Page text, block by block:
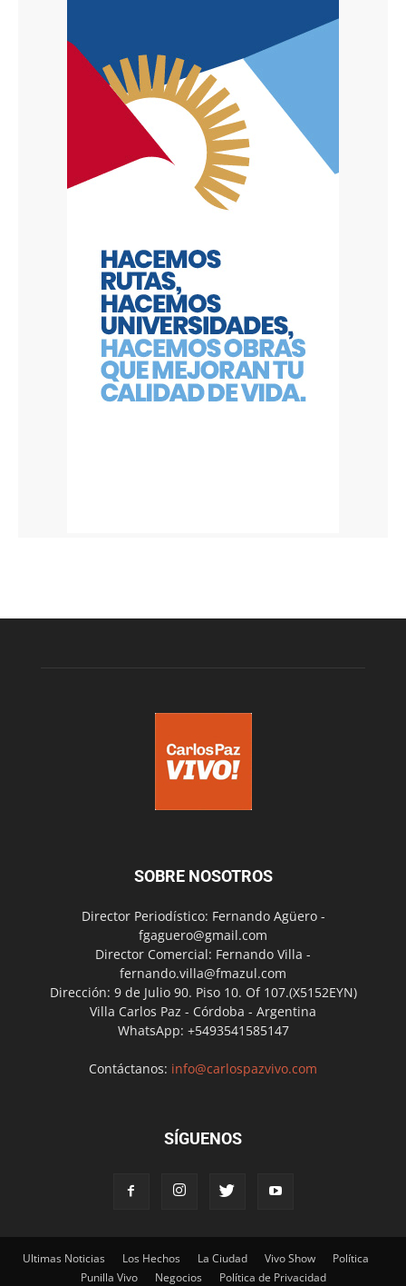
SOBRE NOSOTROS
Director Periodístico: Fernando Agüero -
fgaguero@gmail.com
Director Comercial: Fernando Villa -
fernando.villa@fmazul.com
Dirección: 9 de Julio 90. Piso 10. Of 107.(X5152EYN)
Villa Carlos Paz - Córdoba - Argentina
WhatsApp: +5493541585147
Contáctanos: info@carlospazvivo.com
SÍGUENOS
Ultimas Noticias Los Hechos La Ciudad Vivo Show
Política
Punilla Vivo
Negocios Política de Privacidad